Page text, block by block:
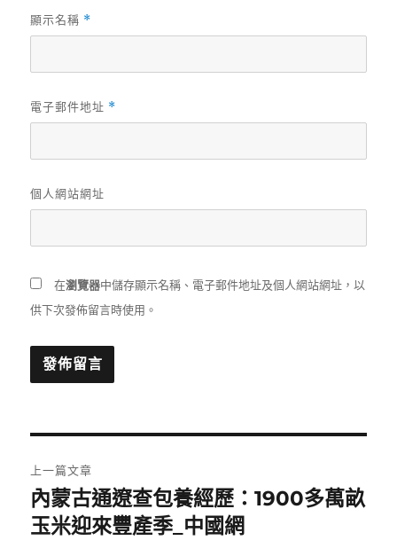
顯示名稱 *
電子郵件地址 *
個人網站網址
在瀏覽器中儲存顯示名稱、電子郵件地址及個人網站網址，以
供下次發佈留言時使用。
章
導
上一篇文章
上
一
內蒙古通遼查包養經歷：1900多萬畝
玉米迎來豐產季_中國網